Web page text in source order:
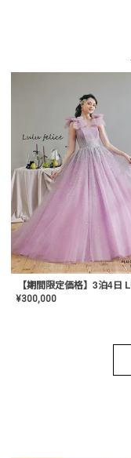
¥300,000